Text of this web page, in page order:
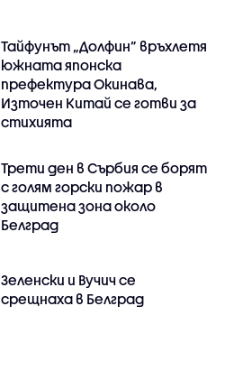
Тайфунът „Долфин” връхлетя
южната японска
префектура Окинава,
Източен Китай се готви за
стихията
Трети ден в Сърбия се борят
с голям горски пожар в
защитена зона около
Белград
Зеленски и Вучич се
срещнаха в Белград